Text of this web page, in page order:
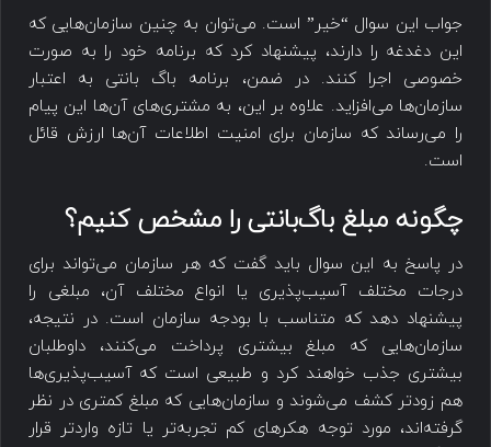
جواب این سوال “خیر” است. می‌توان به چنین سازمان‌هایی که
این دغدغه را دارند، پیشنهاد کرد که برنامه خود را به صورت
خصوصی اجرا کنند. در ضمن، برنامه باگ بانتی به اعتبار
سازمان‌ها می‌افزاید. علاوه بر این، به مشتری‌های آن‌ها این پیام
را می‌رساند که سازمان برای امنیت اطلاعات آن‌ها ارزش قائل
است.
چگونه مبلغ باگ‌بانتی را مشخص کنیم؟
در پاسخ به این سوال باید گفت که هر سازمان می‌تواند برای
درجات مختلف آسیب‌پذیری یا انواع مختلف آن، مبلغی را
پیشنهاد دهد که متناسب با بودجه سازمان است. در نتیجه،
سازمان‌هایی که مبلغ بیشتری پرداخت می‌کنند، داوطلبان
بیشتری جذب خواهند کرد و طبیعی است که آسیب‌پذیری‌ها
هم زودتر کشف می‌شوند و سازمان‌هایی که مبلغ کمتری در نظر
گرفته‌اند، مورد توجه هکرهای کم تجربه‌تر یا تازه واردتر قرار